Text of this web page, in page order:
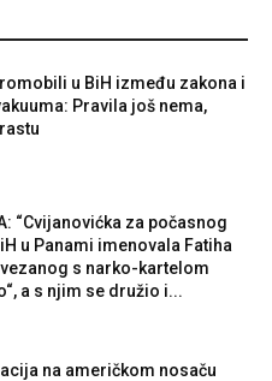
u BiH između zakona i
Pravila još nema,
“Cvijanovićka za počasnog
u Panami imenovala Fatiha
s narko-kartelom
a s njim se družio i...
na američkom nosaču